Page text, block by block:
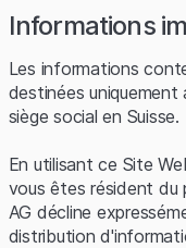
Informations
Les informations
destinées
siège social en Suisse.
En utilisant ce Site
vous êtes résident du
AG décline
distribution